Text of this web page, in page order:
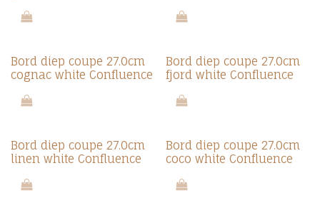
Bord diep coupe 27.0cm
cognac white Confluence
Bord diep coupe 27.0cm
fjord white Confluence
Bord diep coupe 27.0cm
linen white Confluence
Bord diep coupe 27.0cm
coco white Confluence